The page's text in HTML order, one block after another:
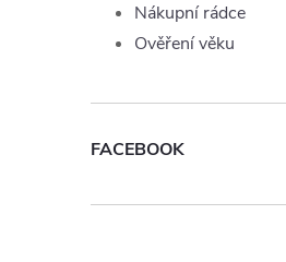
Nákupní rádce
Ověření věku
FACEBOOK